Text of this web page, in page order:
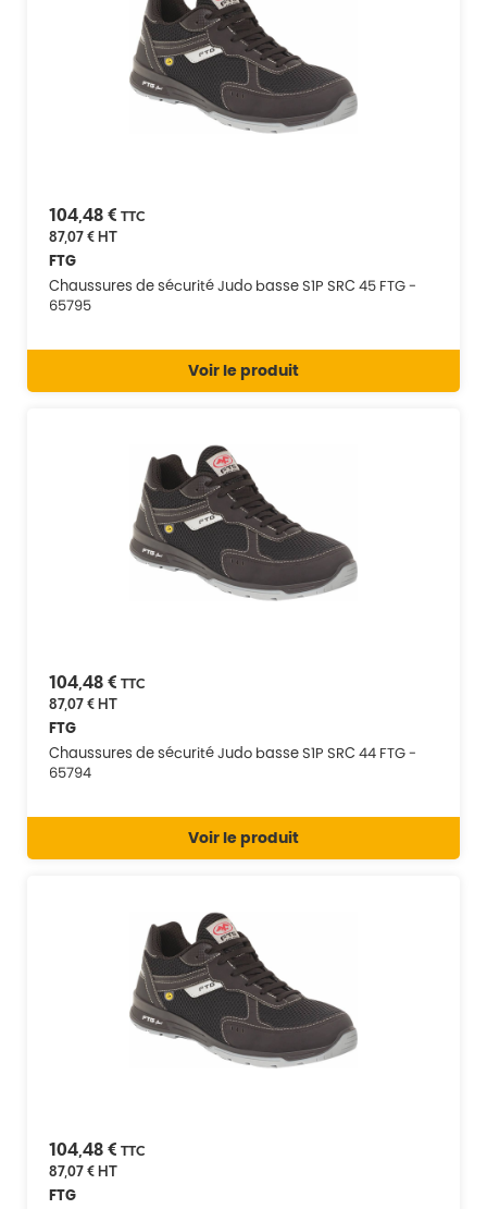
104,48 € TTC
87,07 €HT
FTG
Chaussures de sécurité Judo basse S1P SRC 45 FTG -
65795
Voir le produit
104,48 € TTC
87,07 €HT
FTG
Chaussures de sécurité Judo basse S1P SRC 44 FTG -
65794
Voir le produit
104,48 € TTC
87,07 €HT
FTG